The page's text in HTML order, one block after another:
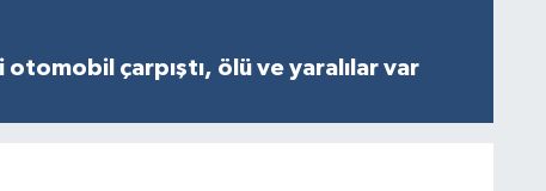
otomobil çarpıştı, ölü ve yaralılar var